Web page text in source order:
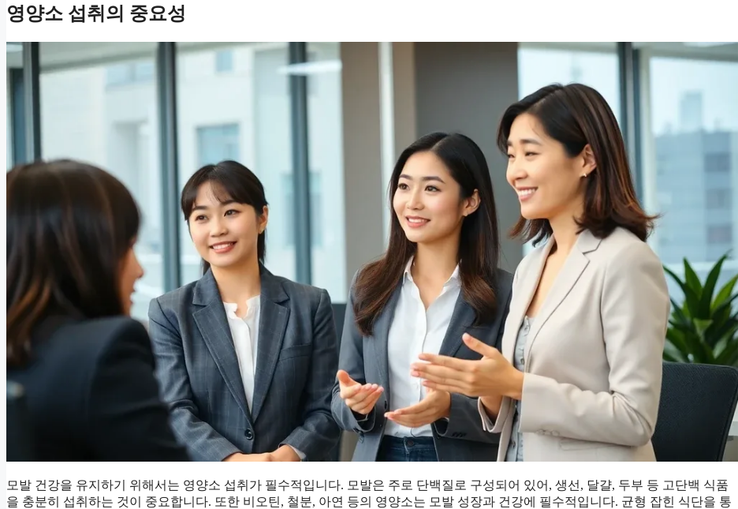
영양소 섭취의 중요성
모발 건강을 유지하기 위해서는 영양소 섭취가 필수적입니다. 모발은 주로 단백질로 구성되어 있어, 생선, 달걀, 두부 등 고단백 식품
을 충분히 섭취하는 것이 중요합니다. 또한 비오틴, 철분, 아연 등의 영양소는 모발 성장과 건강에 필수적입니다. 균형 잡힌 식단을 통